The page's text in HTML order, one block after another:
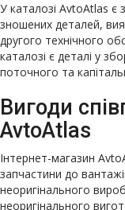
У каталозі AvtoAtlas є
зношених деталей,
другого технічного
каталозі є деталі у
поточного та
Вигоди
AvtoAtlas
Інтернет-магазин
запчастини до
неоригінального
неоригінального